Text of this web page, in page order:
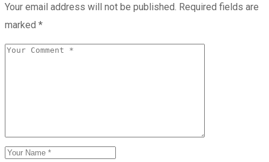
Your email address will not be published. Required fields are
marked *